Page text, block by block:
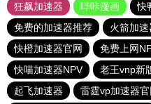
狂飙加速器
哔咔漫画 快
免费的加速器推荐
火箭加
快橙加速器官网
免费上网
快喵加速器NPV
老王vnp新
起飞加速器
雷霆vp加速器官